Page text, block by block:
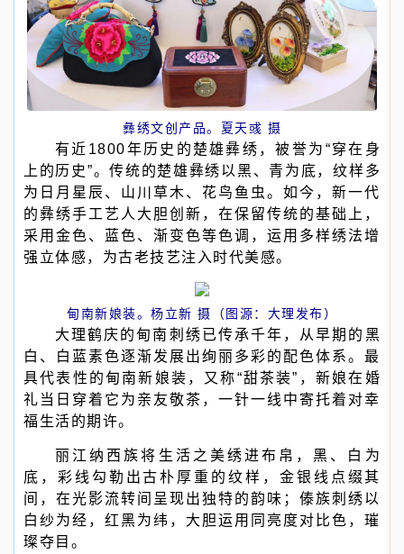
彝绣文创产品。夏天彧 摄
有近1800年历史的楚雄彝绣，被誉为“穿在身
上的历史”。传统的楚雄彝绣以黑、青为底，纹样多
为日月星辰、山川草木、花鸟鱼虫。如今，新一代
的彝绣手工艺人大胆创新，在保留传统的基础上，
采用金色、蓝色、渐变色等色调，运用多样绣法增
强立体感，为古老技艺注入时代美感。
甸南新娘装。杨立新 摄（图源：大理发布）
大理鹤庆的甸南刺绣已传承千年，从早期的黑
白、白蓝素色逐渐发展出绚丽多彩的配色体系。最
具代表性的甸南新娘装，又称“甜茶装”，新娘在婚
礼当日穿着它为亲友敬茶，一针一线中寄托着对幸
福生活的期许。
丽江纳西族将生活之美绣进布帛，黑、白为
底，彩线勾勒出古朴厚重的纹样，金银线点缀其
间，在光影流转间呈现出独特的韵味；傣族刺绣以
白纱为经，红黑为纬，大胆运用同亮度对比色，璀
璨夺目。